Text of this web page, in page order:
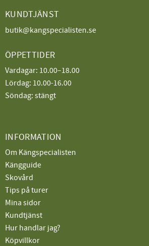
KUNDTJÄNST
butik@kangspecialisten.se
ÖPPETTIDER
Vardagar: 10.00–18.00
Lördag: 10.00-16.00
Söndag: stängt
INFORMATION
Om Kängspecialisten
Kängguide
Skovård
Tips på turer
Mina sidor
Kundtjänst
Hur handlar jag?
Köpvillkor